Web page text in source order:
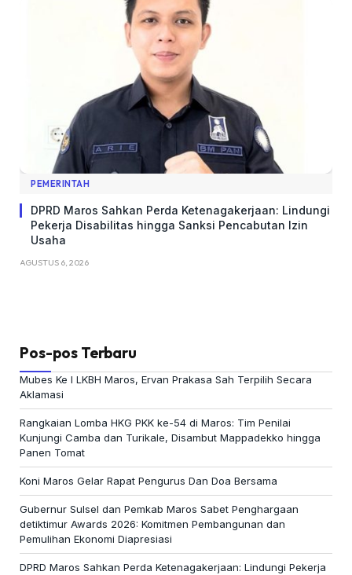
PEMERINTAH
DPRD Maros Sahkan Perda Ketenagakerjaan: Lindungi
Pekerja Disabilitas hingga Sanksi Pencabutan Izin
Usaha
AGUSTUS 6, 2026
Pos-pos Terbaru
Mubes Ke I LKBH Maros, Ervan Prakasa Sah Terpilih Secara
Aklamasi
Rangkaian Lomba HKG PKK ke-54 di Maros: Tim Penilai
Kunjungi Camba dan Turikale, Disambut Mappadekko hingga
Panen Tomat
Koni Maros Gelar Rapat Pengurus Dan Doa Bersama
Gubernur Sulsel dan Pemkab Maros Sabet Penghargaan
detiktimur Awards 2026: Komitmen Pembangunan dan
Pemulihan Ekonomi Diapresiasi
DPRD Maros Sahkan Perda Ketenagakerjaan: Lindungi Pekerja